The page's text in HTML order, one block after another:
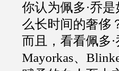
你认为佩多·乔
么长时间的奢侈
而且，看看佩多
Mayorkas、